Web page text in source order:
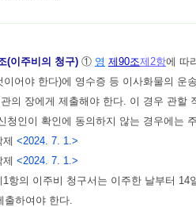
(이주비의 청구) ① 영 제90조제2항에 따
이어야 한다)에 영수증 등 이사화물의 운
의 장에게 제출해야 한다. 이 경우 관할
청인이 확인에 동의하지 않는 경우에는
제 <2024. 7. 1.>
제 <2024. 7. 1.>
항의 이주비 청구서는 이주한 날부터 14
출하여야 한다.